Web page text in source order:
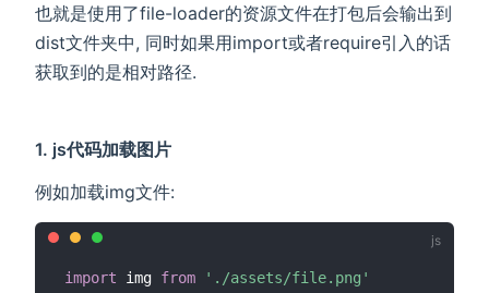
也就是使用了file-loader的资源文件在打包后会输出到
dist文件夹中, 同时如果用import或者require引入的话
获取到的是相对路径.
1. js代码加载图片
例如加载img文件:
import img from './assets/file.png'